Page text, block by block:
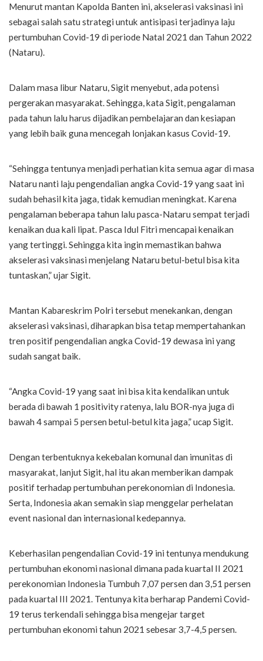
Menurut mantan Kapolda Banten ini, akselerasi vaksinasi ini
sebagai salah satu strategi untuk antisipasi terjadinya laju
pertumbuhan Covid-19 di periode Natal 2021 dan Tahun 2022
(Nataru).
Dalam masa libur Nataru, Sigit menyebut, ada potensi
pergerakan masyarakat. Sehingga, kata Sigit, pengalaman
pada tahun lalu harus dijadikan pembelajaran dan kesiapan
yang lebih baik guna mencegah lonjakan kasus Covid-19.
“Sehingga tentunya menjadi perhatian kita semua agar di masa
Nataru nanti laju pengendalian angka Covid-19 yang saat ini
sudah behasil kita jaga, tidak kemudian meningkat. Karena
pengalaman beberapa tahun lalu pasca-Nataru sempat terjadi
kenaikan dua kali lipat. Pasca Idul Fitri mencapai kenaikan
yang tertinggi. Sehingga kita ingin memastikan bahwa
akselerasi vaksinasi menjelang Nataru betul-betul bisa kita
tuntaskan,” ujar Sigit.
Mantan Kabareskrim Polri tersebut menekankan, dengan
akselerasi vaksinasi, diharapkan bisa tetap mempertahankan
tren positif pengendalian angka Covid-19 dewasa ini yang
sudah sangat baik.
“Angka Covid-19 yang saat ini bisa kita kendalikan untuk
berada di bawah 1 positivity ratenya, lalu BOR-nya juga di
bawah 4 sampai 5 persen betul-betul kita jaga,” ucap Sigit.
Dengan terbentuknya kekebalan komunal dan imunitas di
masyarakat, lanjut Sigit, hal itu akan memberikan dampak
positif terhadap pertumbuhan perekonomian di Indonesia.
Serta, Indonesia akan semakin siap menggelar perhelatan
event nasional dan internasional kedepannya.
Keberhasilan pengendalian Covid-19 ini tentunya mendukung
pertumbuhan ekonomi nasional dimana pada kuartal II 2021
perekonomian Indonesia Tumbuh 7,07 persen dan 3,51 persen
pada kuartal III 2021. Tentunya kita berharap Pandemi Covid-
19 terus terkendali sehingga bisa mengejar target
pertumbuhan ekonomi tahun 2021 sebesar 3,7-4,5 persen.